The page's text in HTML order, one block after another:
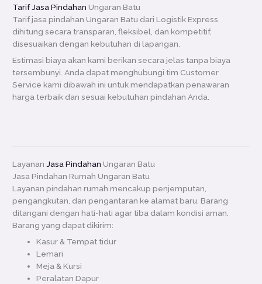
Tarif Jasa Pindahan Ungaran Batu
Tarif jasa pindahan Ungaran Batu dari Logistik Express
dihitung secara transparan, fleksibel, dan kompetitif,
disesuaikan dengan kebutuhan di lapangan.
Estimasi biaya akan kami berikan secara jelas tanpa biaya
tersembunyi. Anda dapat menghubungi tim Customer
Service kami dibawah ini untuk mendapatkan penawaran
harga terbaik dan sesuai kebutuhan pindahan Anda.
LayananJasa Pindahan Ungaran Batu
Jasa Pindahan Rumah Ungaran Batu
Layanan pindahan rumah mencakup penjemputan,
pengangkutan, dan pengantaran ke alamat baru. Barang
ditangani dengan hati-hati agar tiba dalam kondisi aman.
Barang yang dapat dikirim:
Kasur & Tempat tidur
Lemari
Meja & Kursi
Peralatan Dapur